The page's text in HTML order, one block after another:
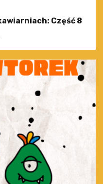
Część 8